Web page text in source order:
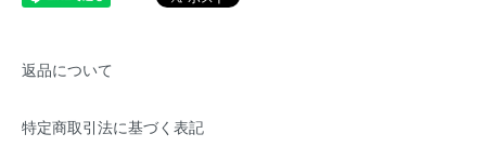
返品について
特定商取引法に基づく表記